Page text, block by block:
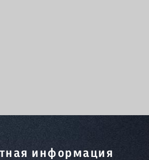
информация